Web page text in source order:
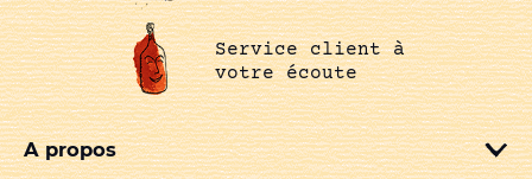
Service client à
votre écoute
A propos